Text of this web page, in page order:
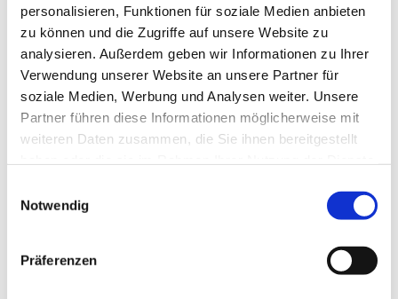
personalisieren, Funktionen für soziale Medien anbieten
zu können und die Zugriffe auf unsere Website zu
analysieren. Außerdem geben wir Informationen zu Ihrer
Verwendung unserer Website an unsere Partner für
soziale Medien, Werbung und Analysen weiter. Unsere
Partner führen diese Informationen möglicherweise mit
weiteren Daten zusammen, die Sie ihnen bereitgestellt
Notwendig
Präferenzen